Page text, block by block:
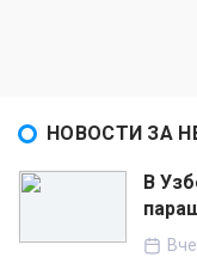
НОВОСТИ ЗА
В